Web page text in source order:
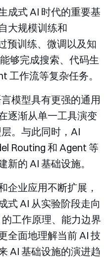
成式 AI 时代的重要基
大规模训练和
预训练、微调以及知
够完成搜索、代码生
工作流等复杂任务。
模型具有更强的通用
逐渐从单一工具演变
。与此同时，AI
Routing 和 Agent 等
的 AI 基础设施。
企业应用不断扩展，
式 AI 从实验阶段走向
工作原理、能力边界
全面地理解当前 AI 技
AI 基础设施的演进趋